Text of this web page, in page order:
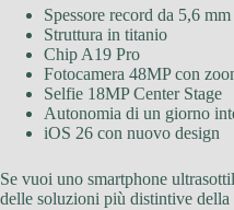
Spessore record da 5,6 mm
Struttura in titanio
Chip A19 Pro
Fotocamera 48MP con
Selfie 18MP Center Stage
Autonomia di un giorno
iOS 26 con nuovo design
Se vuoi uno smartphone
delle soluzioni più distintive della